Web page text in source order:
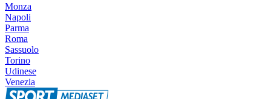
Monza
Napoli
Parma
Roma
Sassuolo
Torino
Udinese
Venezia